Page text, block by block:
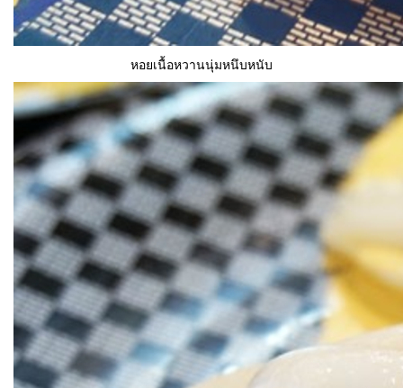
หอยเนื้อหวานนุ่มหนึบหนับ